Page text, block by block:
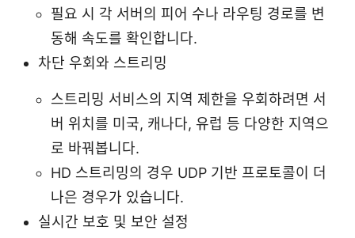
필요 시 각 서버의 피어 수나 라우팅 경로를 변
동해 속도를 확인합니다.
차단 우회와 스트리밍
스트리밍 서비스의 지역 제한을 우회하려면 서
버 위치를 미국, 캐나다, 유럽 등 다양한 지역으
로 바꿔봅니다.
HD 스트리밍의 경우 UDP 기반 프로토콜이 더
나은 경우가 있습니다.
실시간 보호 및 보안 설정